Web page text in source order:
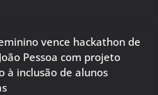
vence hackathon de
Pessoa com projeto
à inclusão de alunos